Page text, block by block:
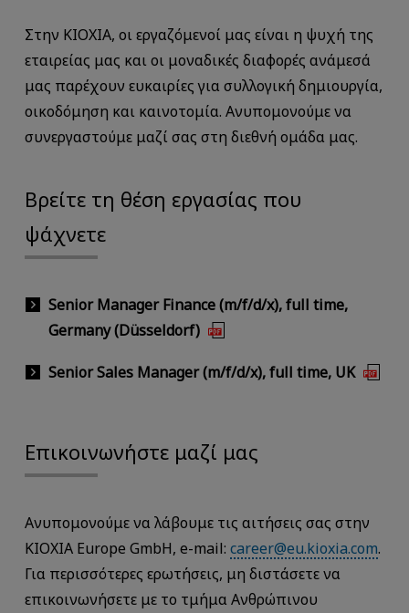
Στην KIOXIA, οι εργαζόμενοί μας είναι η ψυχή της
εταιρείας μας και οι μοναδικές διαφορές ανάμεσά
μας παρέχουν ευκαιρίες για συλλογική δημιουργία,
οικοδόμηση και καινοτομία. Ανυπομονούμε να
συνεργαστούμε μαζί σας στη διεθνή ομάδα μας.
Βρείτε τη θέση εργασίας που
ψάχνετε
Senior Manager Finance (m/f/d/x), full time,
Germany (Düsseldorf)
Senior Sales Manager (m/f/d/x), full time, UK
Επικοινωνήστε μαζί μας
Ανυπομονούμε να λάβουμε τις αιτήσεις σας στην
KIOXIA Europe GmbH, e-mail: career@eu.kioxia.com.
Για περισσότερες ερωτήσεις, μη διστάσετε να
επικοινωνήσετε με το τμήμα Ανθρώπινου